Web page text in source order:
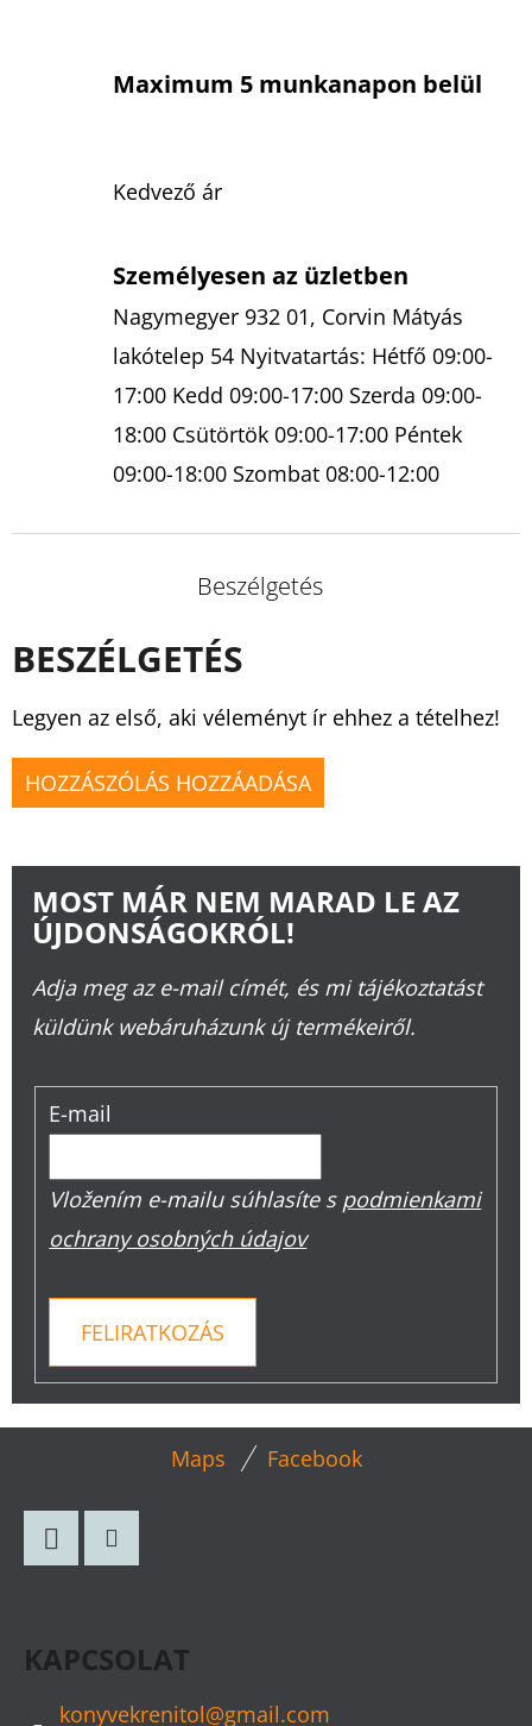
Maximum 5 munkanapon belül
Kedvező ár
Személyesen az üzletben
Nagymegyer 932 01, Corvin Mátyás
lakótelep 54 Nyitvatartás: Hétfő 09:00-
17:00 Kedd 09:00-17:00 Szerda 09:00-
18:00 Csütörtök 09:00-17:00 Péntek
09:00-18:00 Szombat 08:00-12:00
Beszélgetés
BESZÉLGETÉS
Legyen az első, aki véleményt ír ehhez a tételhez!
HOZZÁSZÓLÁS HOZZÁADÁSA
MOST MÁR NEM MARAD LE AZ
ÚJDONSÁGOKRÓL!
Adja meg az e-mail címét, és mi tájékoztatást
küldünk webáruházunk új termékeiről.
E-mail
Vložením e-mailu súhlasíte s podmienkami
ochrany osobných údajov
FELIRATKOZÁS
Maps Facebook
KAPCSOLAT
konyvekrenitol@gmail.com